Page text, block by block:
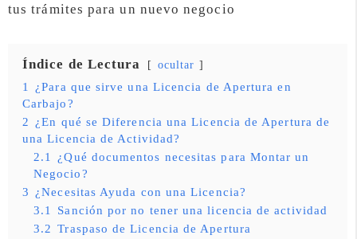
tus trámites para un nuevo negocio
Índice de Lectura ocultar
1
¿Para que sirve una Licencia de Apertura en
Carbajo?
2 ¿En qué se Diferencia una Licencia de Apertura de
una Licencia de Actividad?
2.1
¿Qué documentos necesitas para Montar un
Negocio?
3 ¿Necesitas Ayuda con una Licencia?
3.1
Sanción por no tener una licencia de actividad
3.2 Traspaso de Licencia de Apertura